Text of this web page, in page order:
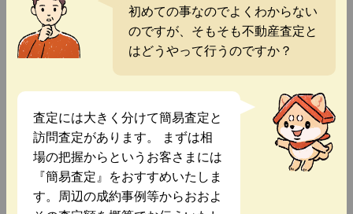
初めての事なのでよくわからない
のですが、そもそも不動産査定と
はどうやって行うのですか？
査定には大きく分けて簡易査定と
訪問査定があります。 まずは相
場の把握からというお客さまには
『簡易査定』をおすすめいたしま
す。周辺の成約事例等からおおよ